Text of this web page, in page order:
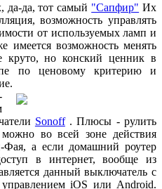
да-да, тот самый "Сапфир" Их
возможность управлять
от используемых ламп и
имеется возможность менять
круто, но конский ценник в
по ценовому критерию и
Sonoff. Плюсы - рулить
во всей зоне действия
а если домашний роутер
в интернет, вообще из
данный выключатель с
iOS или Android.